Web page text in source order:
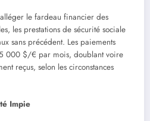
le fardeau financier des
les prestations de sécurité sociale
sans précédent. Les paiements
000 $/€ par mois, doublant voire
reçus, selon les circonstances
Impie